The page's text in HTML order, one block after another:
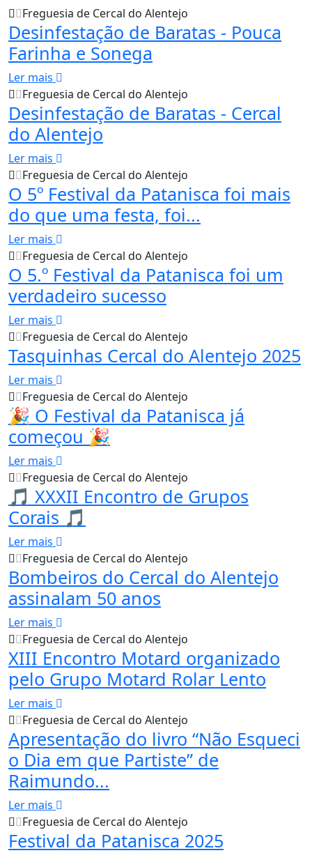
Freguesia de Cercal do Alentejo
Desinfestação de Baratas - Pouca
Farinha e Sonega
Ler mais
Freguesia de Cercal do Alentejo
Desinfestação de Baratas - Cercal
do Alentejo
Ler mais
Freguesia de Cercal do Alentejo
O 5º Festival da Patanisca foi mais
do que uma festa, foi...
Ler mais
Freguesia de Cercal do Alentejo
O 5.º Festival da Patanisca foi um
verdadeiro sucesso
Ler mais
Freguesia de Cercal do Alentejo
Tasquinhas Cercal do Alentejo 2025
Ler mais
Freguesia de Cercal do Alentejo
🎉 O Festival da Patanisca já
começou 🎉
Ler mais
Freguesia de Cercal do Alentejo
🎵 XXXII Encontro de Grupos
Corais 🎵
Ler mais
Freguesia de Cercal do Alentejo
Bombeiros do Cercal do Alentejo
assinalam 50 anos
Ler mais
Freguesia de Cercal do Alentejo
XIII Encontro Motard organizado
pelo Grupo Motard Rolar Lento
Ler mais
Freguesia de Cercal do Alentejo
Apresentação do livro “Não Esqueci
o Dia em que Partiste” de
Raimundo...
Ler mais
Freguesia de Cercal do Alentejo
Festival da Patanisca 2025